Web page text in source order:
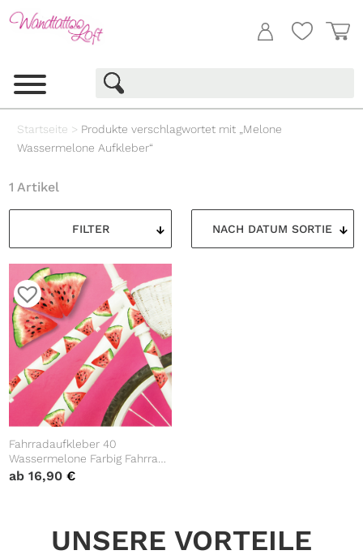
Startseite > Produkte verschlagwortet mit „Melone
Wassermelone Aufkleber“
FILTER
1 Artikel
Fahrradaufkleber 40
Wassermelone Farbig Fahrrad
Sticker Fahrraddesign
ab16,90€
UNSERE VORTEILE